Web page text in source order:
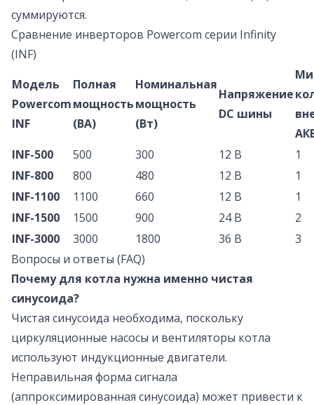
суммируются.
Сравнение инверторов Powercom серии Infinity
(INF)
Модель
Powercom
INF
Полная
мощность
(ВА)
Номинальная
мощность
(Вт)
Напряжение
DC шины
INF-500
500 300 12 В
1
INF-800
800 480 12 В
1
INF-1100
1100 660 12 В
1
INF-1500
1500 900 24 В
2
INF-3000
3000 1800 36 В
3
Вопросы и ответы (FAQ)
Почему для котла нужна именно чистая
синусоида?
Чистая синусоида необходима, поскольку
циркуляционные насосы и вентиляторы котла
используют индукционные двигатели.
Неправильная форма сигнала
(аппроксимированная синусоида) может привести к